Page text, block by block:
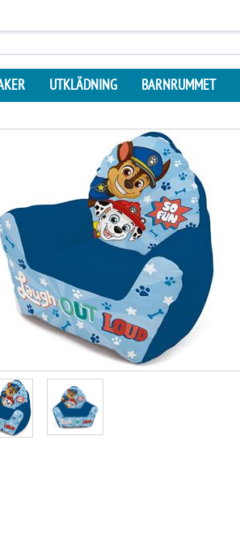
UTKLÄDNING BARNRUMMET